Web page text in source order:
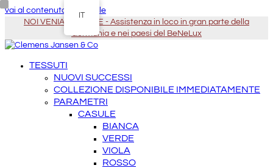
vai al contenuto principale
NOI VENIAMO DA TE - Assistenza in loco in gran parte della
Germania e nei paesi del BeNeLux
TESSUTI
NUOVI SUCCESSI
COLLEZIONE DISPONIBILE IMMEDIATAMENTE
PARAMETRI
CASULE
BIANCA
VERDE
VIOLA
ROSSO
IT